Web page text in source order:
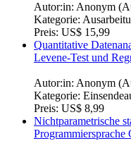
Autor:in: Anonym
Kategorie:
Preis: US$ 15,99
Quantitative
Levene-Test und
Autor:in: Anonym
Kategorie:
Preis: US$ 8,99
Nichtparametrische
Programmiersprache